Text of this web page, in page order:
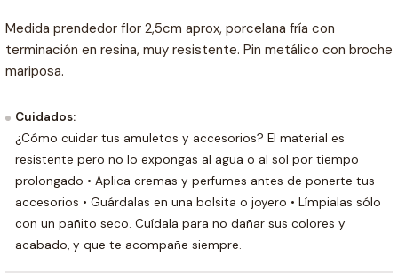
Medida prendedor flor 2,5cm aprox, porcelana fría con
terminación en resina, muy resistente. Pin metálico con broche
mariposa.
Cuidados:
¿Cómo cuidar tus amuletos y accesorios? El material es
resistente pero no lo expongas al agua o al sol por tiempo
prolongado • Aplica cremas y perfumes antes de ponerte tus
accesorios • Guárdalas en una bolsita o joyero • Límpialas sólo
con un pañito seco. Cuídala para no dañar sus colores y
acabado, y que te acompañe siempre.